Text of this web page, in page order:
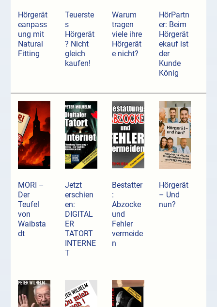
Hörgerät
eanpass
ung mit
Natural
Fitting
Teuerste
s
Hörgerät
? Nicht
gleich
kaufen!
Warum
tragen
viele ihre
Hörgerät
e nicht?
HörPartn
er: Beim
Hörgerät
ekauf ist
der
Kunde
König
MORI –
Der
Teufel
von
Waibsta
dt
Jetzt
erschien
en:
DIGITAL
ER
TATORT
INTERNE
T
Bestatter
:
Abzocke
und
Fehler
vermeide
n
Hörgerät
– Und
nun?